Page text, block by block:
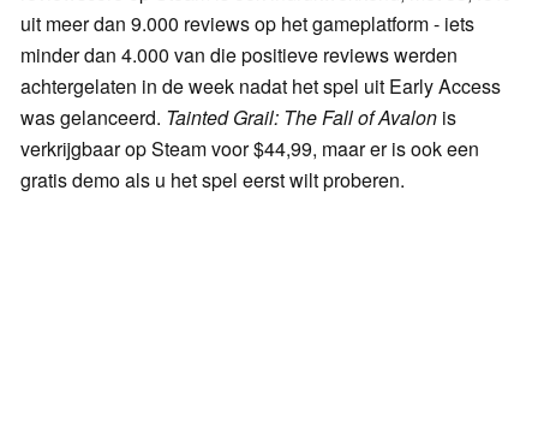
uit meer dan 9.000 reviews op het gameplatform - iets
minder dan 4.000 van die positieve reviews werden
achtergelaten in de week nadat het spel uit Early Access
was gelanceerd. Tainted Grail: The Fall of Avalon is
verkrijgbaar op Steam voor $44,99, maar er is ook een
gratis demo als u het spel eerst wilt proberen.